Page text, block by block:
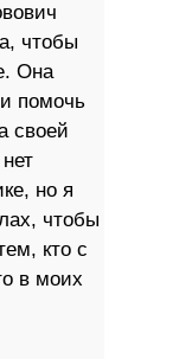
чтобы
Она
помочь
своей
но я
чтобы
кто с
в моих